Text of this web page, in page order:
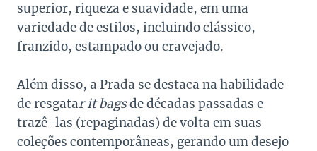
superior, riqueza e suavidade, em uma
variedade de estilos, incluindo clássico,
franzido, estampado ou cravejado.
Além disso, a Prada se destaca na habilidade
de resgatar it bagsde décadas passadas e
trazê-las (repaginadas) de volta em suas
coleções contemporâneas, gerando um desejo